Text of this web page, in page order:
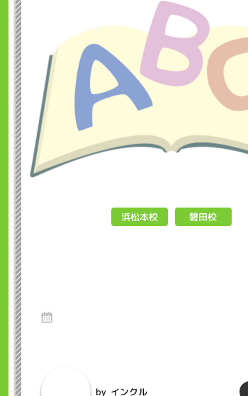
浜松本校 磐田校
by インクル